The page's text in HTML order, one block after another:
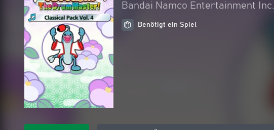
Bandai Namco Entertainment Inc.
Benötigt ein Spiel